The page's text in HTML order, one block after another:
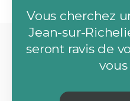
Vous cherchez
Jean-sur-
seront ravis de
vous